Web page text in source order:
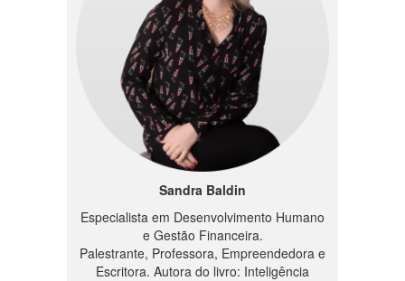
Sandra Baldin
Especialista em Desenvolvimento Humano
e Gestão Financeira.
Palestrante, Professora, Empreendedora e
Escritora. Autora do livro: Inteligência